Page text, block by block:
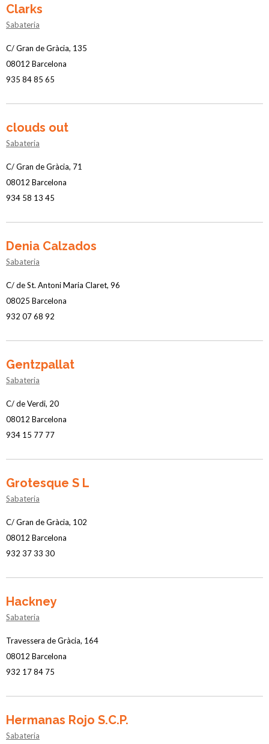
Clarks
Sabateria
C/ Gran de Gràcia, 135
08012 Barcelona
935 84 85 65
clouds out
Sabateria
C/ Gran de Gràcia, 71
08012 Barcelona
934 58 13 45
Denia Calzados
Sabateria
C/ de St. Antoni Maria Claret, 96
08025 Barcelona
932 07 68 92
Gentzpallat
Sabateria
C/ de Verdi, 20
08012 Barcelona
934 15 77 77
Grotesque S L
Sabateria
C/ Gran de Gràcia, 102
08012 Barcelona
932 37 33 30
Hackney
Sabateria
Travessera de Gràcia, 164
08012 Barcelona
932 17 84 75
Hermanas Rojo S.C.P.
Sabateria